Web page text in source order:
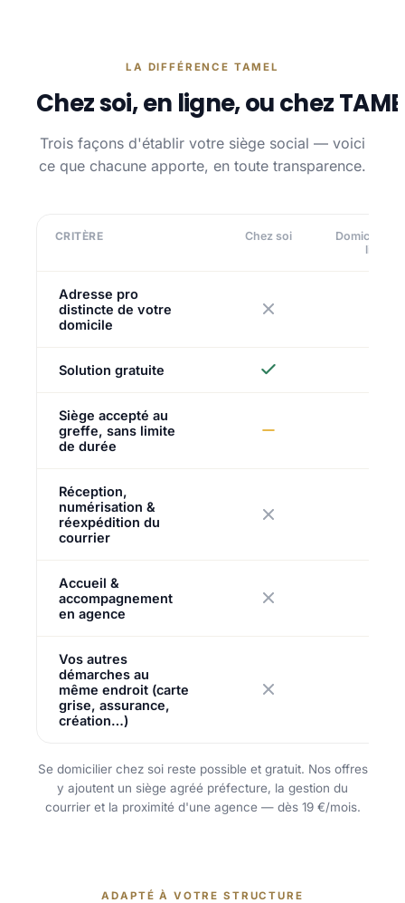
LA DIFFÉRENCE TAMEL
Chez soi, en ligne, ou chez
Trois façons d'établir votre siège social — voici
ce que chacune apporte, en toute transparence.
CRITÈRE Chez soi
ligne
Adresse pro
distincte de votre
domicile
Solution gratuite
Siège accepté au
greffe, sans limite
de durée
Réception,
numérisation &
réexpédition du
courrier
Accueil &
accompagnement
en agence
Vos autres
démarches au
même endroit (carte
grise, assurance,
création…)
Se domicilier chez soi reste possible et gratuit. Nos offres
y ajoutent un siège agréé préfecture, la gestion du
courrier et la proximité d'une agence — dès 19 €/mois.
ADAPTÉ À VOTRE STRUCTURE